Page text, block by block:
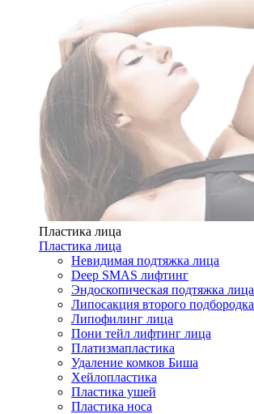
Пластика лица
Пластика лица
Невидимая подтяжка лица
Deep SMAS лифтинг
Эндоскопическая подтяжка лица
Липосакция второго подбородка
Липофилинг лица
Пони тейл лифтинг лица
Платизмапластика
Удаление комков Биша
Хейлопластика
Пластика ушей
Пластика носа